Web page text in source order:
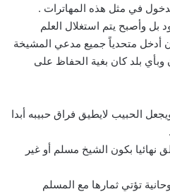
في مثل هذه المهاترات .
وأصبح يتم استغلال العلم
أدخل متحدياً جميع مدعي المشيخة
بلد كان بغية الحفاظ على
الحبيب لايطيق فراق حبيبه أبدا
نهائيا بكون الشيخ مسلم أو غير
تؤتي ثمارها مع المسلم